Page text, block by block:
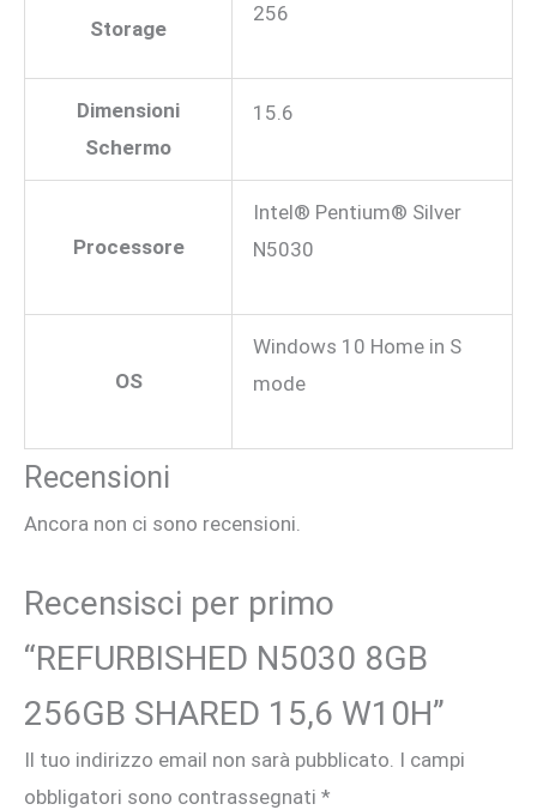
Storage
256
Dimensioni
Schermo
15.6
Processore
Intel® Pentium® Silver
N5030
OS
Windows 10 Home in S
mode
Recensioni
Ancora non ci sono recensioni.
Recensisci per primo
“REFURBISHED N5030 8GB
256GB SHARED 15,6 W10H”
Il tuo indirizzo email non sarà pubblicato. I campi
obbligatori sono contrassegnati *